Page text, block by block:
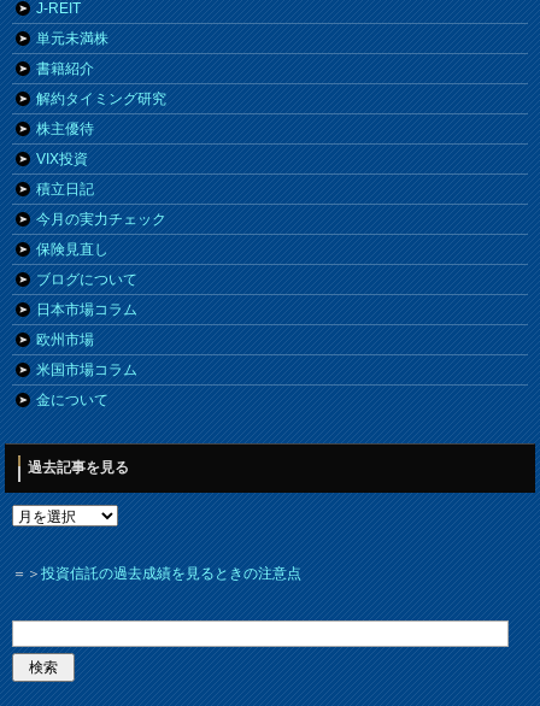
J-REIT
単元未満株
書籍紹介
解約タイミング研究
株主優待
VIX投資
積立日記
今月の実力チェック
保険見直し
ブログについて
日本市場コラム
欧州市場
米国市場コラム
金について
過去記事を見る
＝＞投資信託の過去成績を見るときの注意点